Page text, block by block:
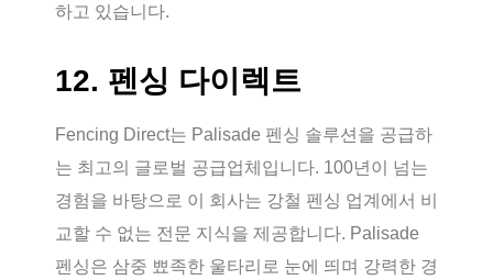
하고 있습니다.
12. 펜싱 다이렉트
Fencing Direct는 Palisade 펜싱 솔루션을 공급하
는 최고의 글로벌 공급업체입니다. 100년이 넘는
경험을 바탕으로 이 회사는 강철 펜싱 업계에서 비
교할 수 없는 전문 지식을 제공합니다. Palisade
펜싱은 삼중 뾰족한 울타리로 눈에 띄며 강력한 경